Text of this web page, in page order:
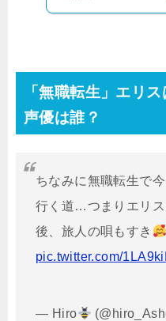
「無職転生」エリ
声優は誰？
ちなみに無職転生で
行く道…つまりエリ
後、旅人の唄もすき
pic.twitter.com/
— Hiro